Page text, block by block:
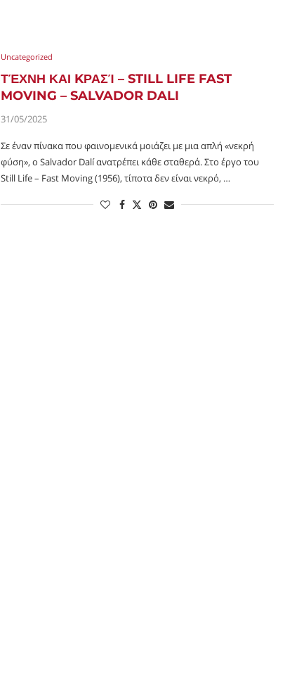
Uncategorized
ΤΈΧΝΗ ΚΑΙ KΡΑΣΊ – STILL LIFE FAST
MOVING – SALVADOR DALI
31/05/2025
Σε έναν πίνακα που φαινομενικά μοιάζει με μια απλή «νεκρή
φύση», ο Salvador Dalí ανατρέπει κάθε σταθερά. Στο έργο του
Still Life – Fast Moving (1956), τίποτα δεν είναι νεκρό, …